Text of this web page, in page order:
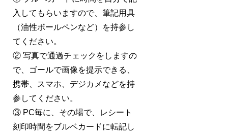
入してもらいますので、筆記用具
（油性ボールペンなど）を持参し
てください。
② 写真で通過チェックをしますの
で、ゴールで画像を提示できる、
携帯、スマホ、デジカメなどを持
参してください。
③ PC毎に、その場で、レシート
刻印時間をブルベカードに転記し